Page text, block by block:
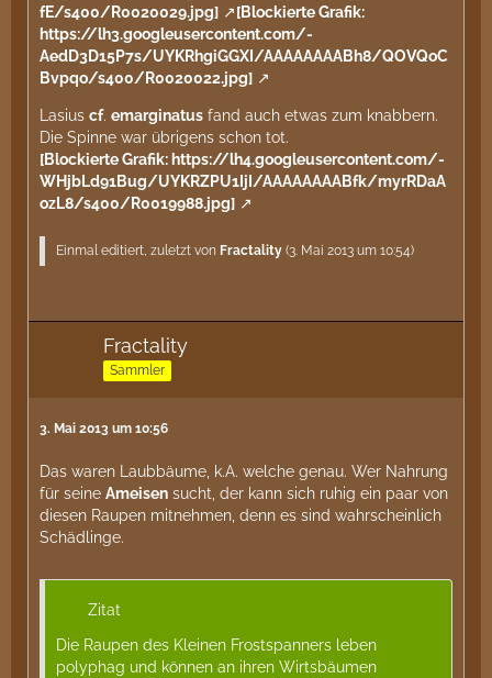
fE/s400/R0020029.jpg]
[Blockierte Grafik:
https://lh3.googleusercontent.com/-
AedD3D15P7s/UYKRhgiGGXI/AAAAAAAABh8/QOVQoC
Bvpqo/s400/R0020022.jpg]
Lasius cf. emarginatus fand auch etwas zum knabbern.
Die Spinne war übrigens schon tot.
[Blockierte Grafik: https://lh4.googleusercontent.com/-
WHjbLd91Bug/UYKRZPU1IjI/AAAAAAAABfk/myrRDaA
ozL8/s400/R0019988.jpg]
Einmal editiert, zuletzt von Fractality (3. Mai 2013 um 10:54)
Fractality
Sammler
3. Mai 2013 um 10:56
Das waren Laubbäume, k.A. welche genau. Wer Nahrung
für seine Ameisen sucht, der kann sich ruhig ein paar von
diesen Raupen mitnehmen, denn es sind wahrscheinlich
Schädlinge.
Zitat
Die Raupen des Kleinen Frostspanners leben
polyphag und können an ihren Wirtsbäumen